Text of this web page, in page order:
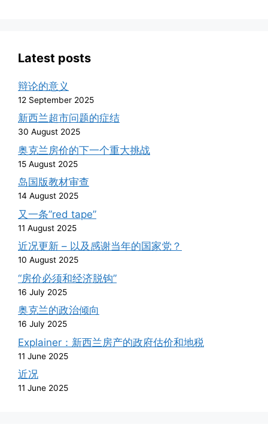
Latest posts
辩论的意义
12 September 2025
新西兰超市问题的症结
30 August 2025
奥克兰房价的下一个重大挑战
15 August 2025
岛国版教材审查
14 August 2025
又一条”red tape”
11 August 2025
近况更新 – 以及感谢当年的国家党？
10 August 2025
“房价必须和经济脱钩”
16 July 2025
奥克兰的政治倾向
16 July 2025
Explainer：新西兰房产的政府估价和地税
11 June 2025
近况
11 June 2025